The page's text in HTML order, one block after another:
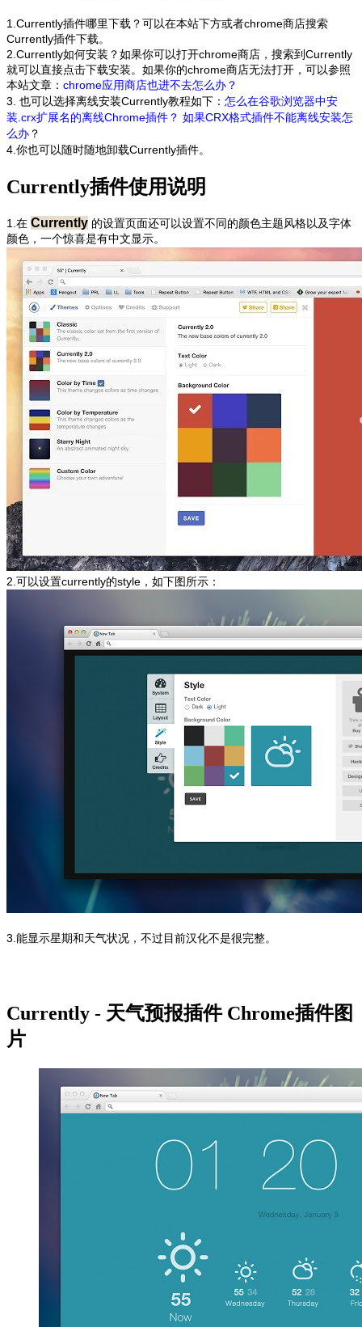
1.Currently插件哪里下载？可以在本站下方或者chrome商店搜索
Currently插件下载。
2. Currently如何安装？如果你可以打开chrome商店，搜索到Currently
就可以直接点击下载安装。如果你的chrome商店无法打开，可以参照
本站文章： chrome应用商店也进不去怎么办？
3. 也可以选择离线安装Currently教程如下： 怎么在谷歌浏览器中安
装.crx扩展名的离线Chrome插件 ？ 如果CRX格式插件不能离线安装怎
么办 ？
4.你也可以随时随地卸载Currently插件。
Currently插件使用说明
1.在 Currently 的设置页面还可以设置不同的颜色主题风格以及字体
颜色，一个惊喜是有中文显示。
2.可以设置currently的style，如下图所示：
3.能显示星期和天气状况，不过目前汉化不是很完整。
Currently - 天气预报插件 Chrome插件图
片